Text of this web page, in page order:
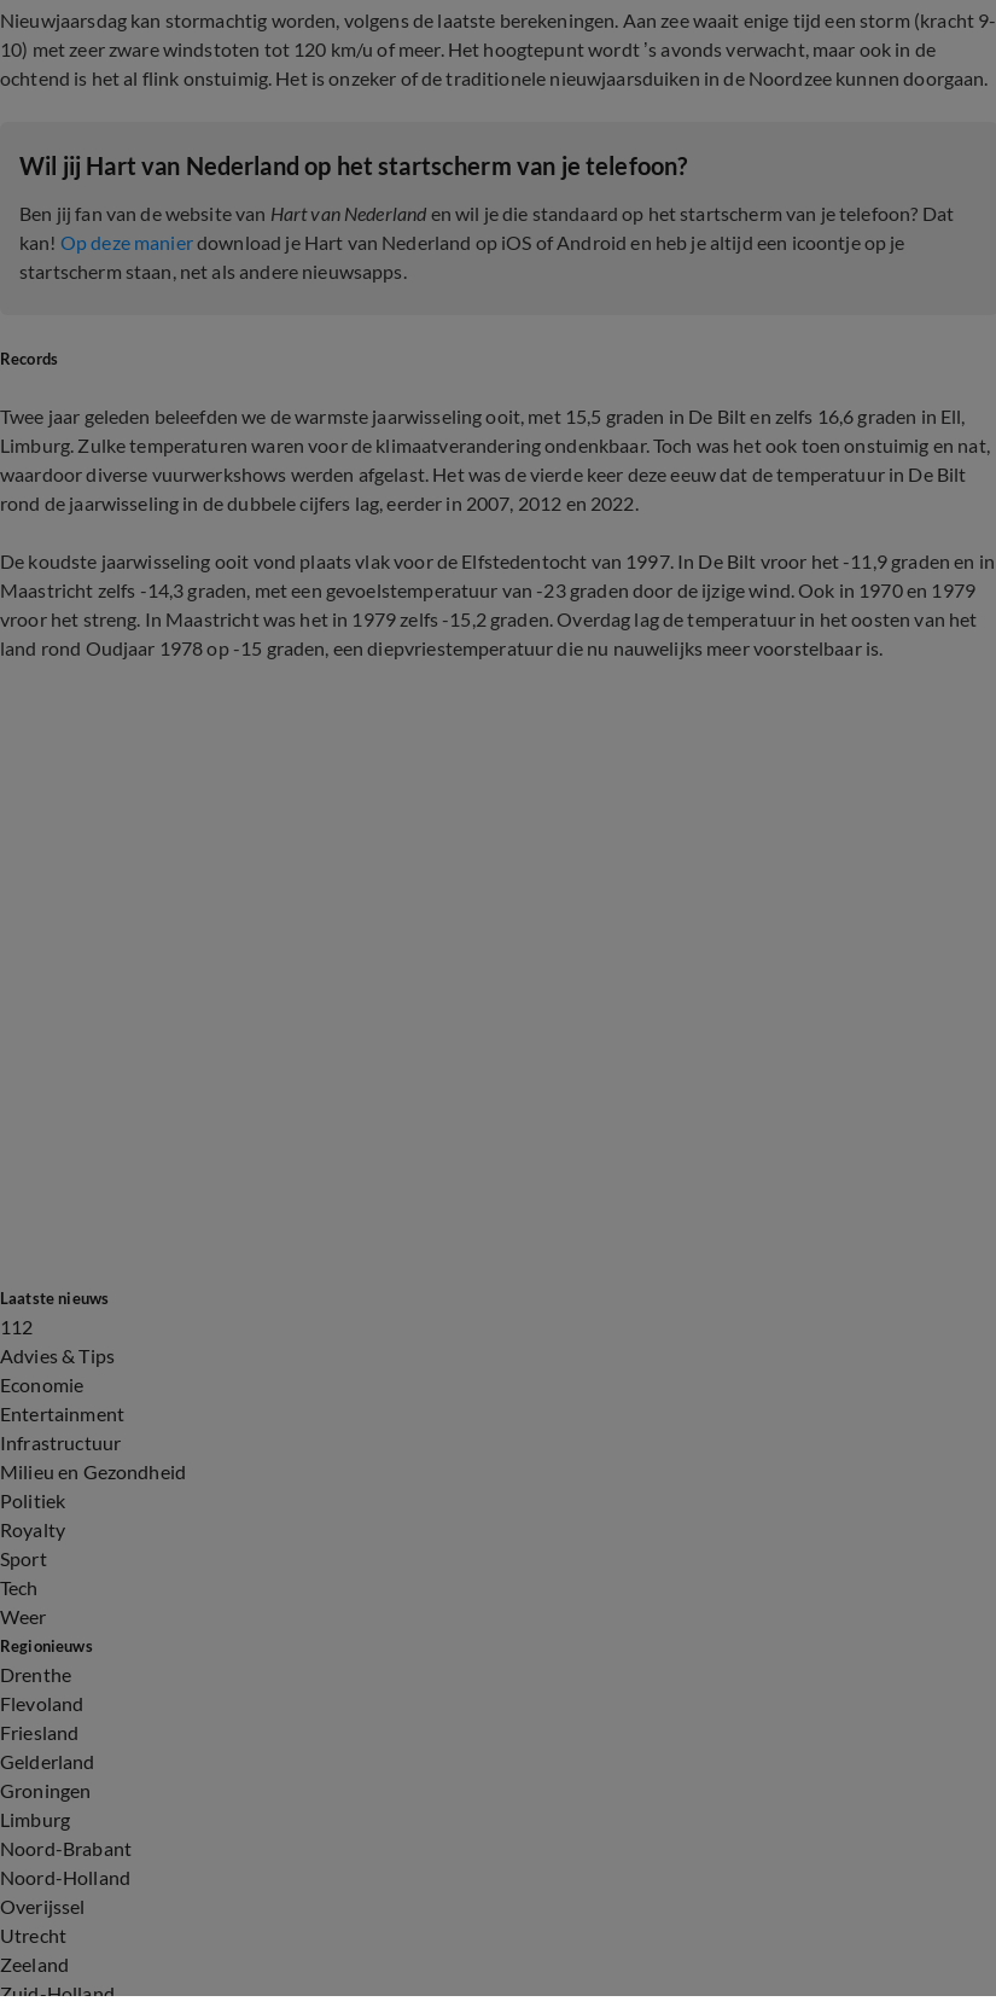
Nieuwjaarsdag kan stormachtig worden, volgens de laatste berekeningen. Aan zee waait enige tijd een storm (kracht 9-
10) met zeer zware windstoten tot 120 km/u of meer. Het hoogtepunt wordt ’s avonds verwacht, maar ook in de
ochtend is het al flink onstuimig. Het is onzeker of de traditionele nieuwjaarsduiken in de Noordzee kunnen doorgaan.
Wil jij Hart van Nederland op het startscherm van je telefoon?
Ben jij fan van de website van Hart van Nederland en wil je die standaard op het startscherm van je telefoon? Dat
kan! Op deze manierdownload je Hart van Nederland op iOS of Android en heb je altijd een icoontje op je
startscherm staan, net als andere nieuwsapps.
Records
Twee jaar geleden beleefden we de warmste jaarwisseling ooit, met 15,5 graden in De Bilt en zelfs 16,6 graden in Ell,
Limburg. Zulke temperaturen waren voor de klimaatverandering ondenkbaar. Toch was het ook toen onstuimig en nat,
waardoor diverse vuurwerkshows werden afgelast. Het was de vierde keer deze eeuw dat de temperatuur in De Bilt
rond de jaarwisseling in de dubbele cijfers lag, eerder in 2007, 2012 en 2022.
De koudste jaarwisseling ooit vond plaats vlak voor de Elfstedentocht van 1997. In De Bilt vroor het -11,9 graden en in
Maastricht zelfs -14,3 graden, met een gevoelstemperatuur van -23 graden door de ijzige wind. Ook in 1970 en 1979
vroor het streng. In Maastricht was het in 1979 zelfs -15,2 graden. Overdag lag de temperatuur in het oosten van het
land rond Oudjaar 1978 op -15 graden, een diepvriestemperatuur die nu nauwelijks meer voorstelbaar is.
Laatste nieuws
112
Advies & Tips
Economie
Entertainment
Infrastructuur
Milieu en Gezondheid
Politiek
Royalty
Sport
Tech
Weer
Regionieuws
Drenthe
Flevoland
Friesland
Gelderland
Groningen
Limburg
Noord-Brabant
Noord-Holland
Overijssel
Utrecht
Zeeland
Zuid-Holland